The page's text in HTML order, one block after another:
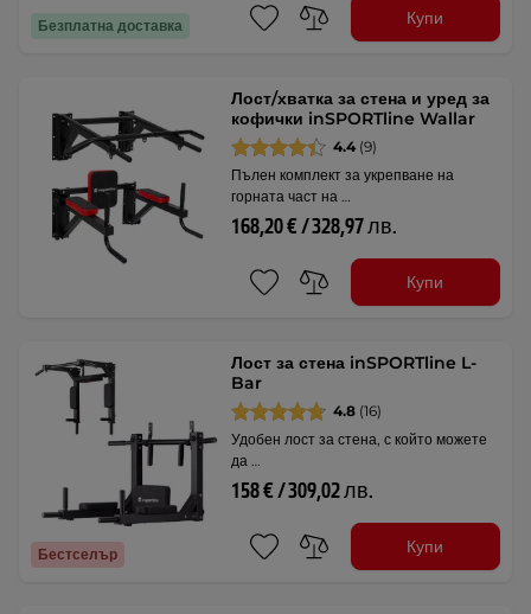
Безплатна доставка Купи
Лост/хватка за стена и уред за
кофички inSPORTline Wallar
4.4 (9)
Пълен комплект за укрепване на
горната част на …
168,20 € / 328,97 лв.
Купи
Бестселър
Лост за стена inSPORTline L-
Bar
4.8 (16)
Удобен лост за стена, с който можете
да …
158 € / 309,02 лв.
Купи